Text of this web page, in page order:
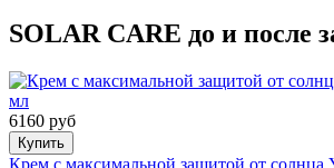
SOLAR CARE до и после
6160 руб
Купить
Крем с максимальной защитой от солнца